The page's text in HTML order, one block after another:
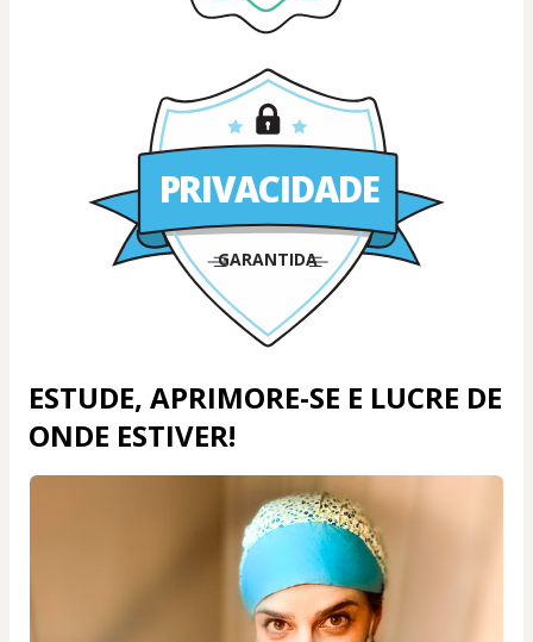
PRIVACIDADE
GARANTIDA
ESTUDE, APRIMORE-SE E LUCRE DE
ONDE ESTIVER!